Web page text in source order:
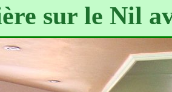
sur le Nil